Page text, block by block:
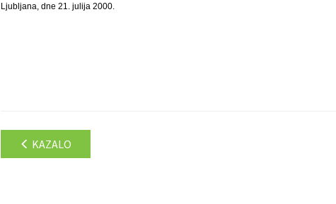
Ljubljana, dne 21. julija 2000.
KAZALO